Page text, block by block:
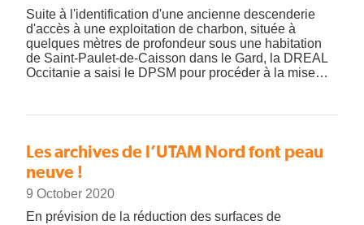
Suite à l'identification d'une ancienne descenderie
d'accès à une exploitation de charbon, située à
quelques mètres de profondeur sous une habitation
de Saint-Paulet-de-Caisson dans le Gard, la DREAL
Occitanie a saisi le DPSM pour procéder à la mise…
Les archives de l’UTAM Nord font peau
neuve !
9 October 2020
En prévision de la réduction des surfaces de